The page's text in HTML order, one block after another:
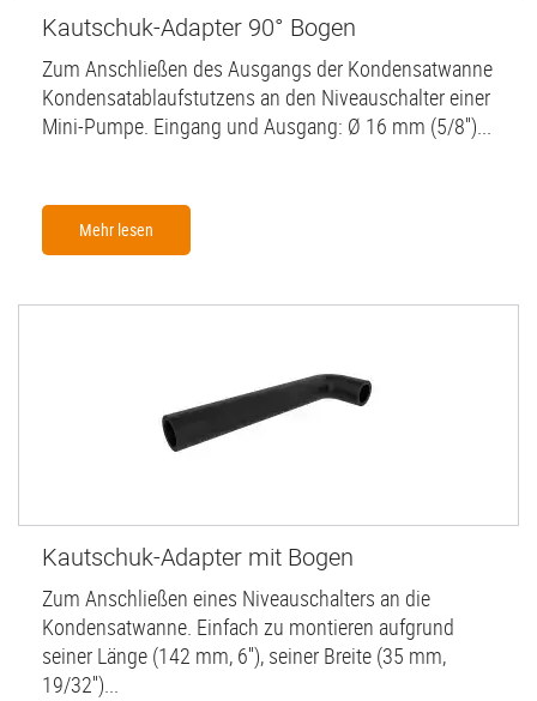
Kautschuk-Adapter 90° Bogen
Zum Anschließen des Ausgangs der Kondensatwanne
Kondensatablaufstutzens an den Niveauschalter einer
Mini-Pumpe. Eingang und Ausgang: Ø 16 mm (5/8'')...
Mehr lesen
Kautschuk-Adapter mit Bogen
Zum Anschließen eines Niveauschalters an die
Kondensatwanne. Einfach zu montieren aufgrund
seiner Länge (142 mm, 6''), seiner Breite (35 mm,
19/32'')...